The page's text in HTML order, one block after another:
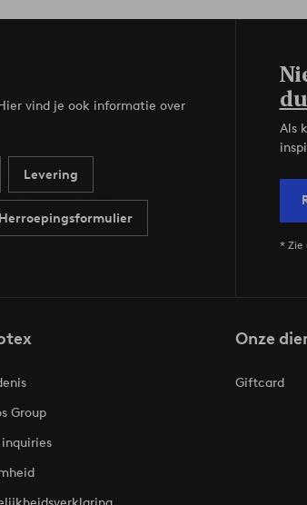
vind je ook informatie over
Levering
Herroepingsformulier
Als
* Zie
Group
inquiries
Onze
Giftcard